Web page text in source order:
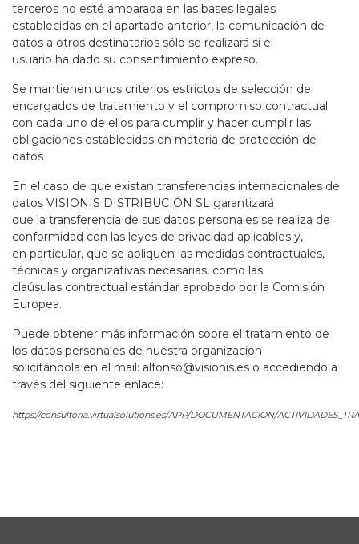
terceros no esté amparada en las bases legales
establecidas en el apartado anterior, la comunicación de
datos a otros destinatarios sólo se realizará si el
usuario ha dado su consentimiento expreso.
Se mantienen unos criterios estrictos de selección de
encargados de tratamiento y el compromiso contractual
con cada uno de ellos para cumplir y hacer cumplir las
obligaciones establecidas en materia de protección de
datos
En el caso de que existan transferencias internacionales de
datos VISIONIS DISTRIBUCIÓN SL garantizará
que la transferencia de sus datos personales se realiza de
conformidad con las leyes de privacidad aplicables y,
en particular, que se apliquen las medidas contractuales,
técnicas y organizativas necesarias, como las
claúsulas contractual estándar aprobado por la Comisión
Europea.
Puede obtener más información sobre el tratamiento de
los datos personales de nuestra organización
solicitándola en el mail: alfonso@visionis.es o accediendo a
través del siguiente enlace:
https://consultoria.virtualsolutions.es/APP/DOCUMENTACION/